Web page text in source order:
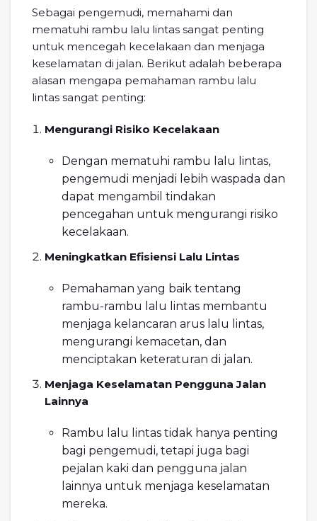
Sebagai pengemudi, memahami dan
mematuhi rambu lalu lintas sangat penting
untuk mencegah kecelakaan dan menjaga
keselamatan di jalan. Berikut adalah beberapa
alasan mengapa pemahaman rambu lalu
lintas sangat penting:
Mengurangi Risiko Kecelakaan
Dengan mematuhi rambu lalu lintas,
pengemudi menjadi lebih waspada dan
dapat mengambil tindakan
pencegahan untuk mengurangi risiko
kecelakaan.
Meningkatkan Efisiensi Lalu Lintas
Pemahaman yang baik tentang
rambu-rambu lalu lintas membantu
menjaga kelancaran arus lalu lintas,
mengurangi kemacetan, dan
menciptakan keteraturan di jalan.
Menjaga Keselamatan Pengguna Jalan
Lainnya
Rambu lalu lintas tidak hanya penting
bagi pengemudi, tetapi juga bagi
pejalan kaki dan pengguna jalan
lainnya untuk menjaga keselamatan
mereka.